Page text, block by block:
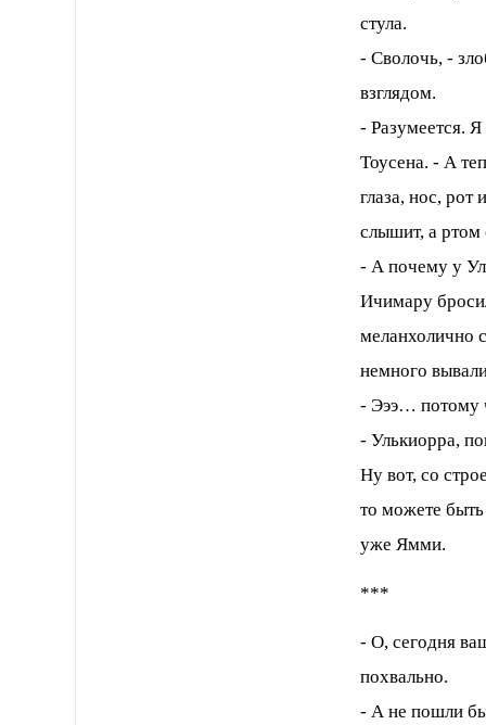
стула.
- Сволочь, -
взглядом.
- Разумеется. Я
Тоусена. - А
глаза, нос,
слышит, а ртом
- А почему у
Ичимару
меланхолично
немного
- Эээ… потому
- Улькиорра,
Ну вот, со
то можете
уже Ямми.
***
- О, сегодня
похвально.
- А не пошли